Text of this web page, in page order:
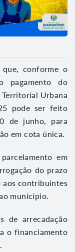
conforme o
pagamento do
Urbana
pode ser feito
de junho, para
em cota única.
em
do prazo
aos contribuintes
município.
de arrecadação
o financiamento